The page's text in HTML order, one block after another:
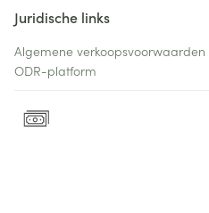
Juridische links
Algemene verkoopsvoorwaarden
ODR-platform